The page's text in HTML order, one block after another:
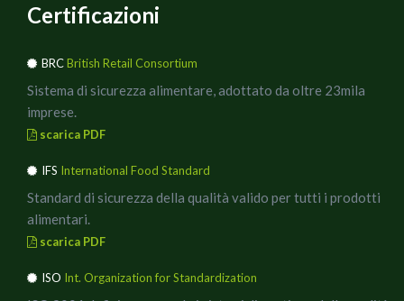
Certificazioni
BRCBritish Retail Consortium
Sistema di sicurezza alimentare, adottato da oltre 23mila
imprese.
scarica PDF
IFS International Food Standard
Standard di sicurezza della qualità valido per tutti i prodotti
alimentari.
scarica PDF
ISO Int. Organization for Standardization